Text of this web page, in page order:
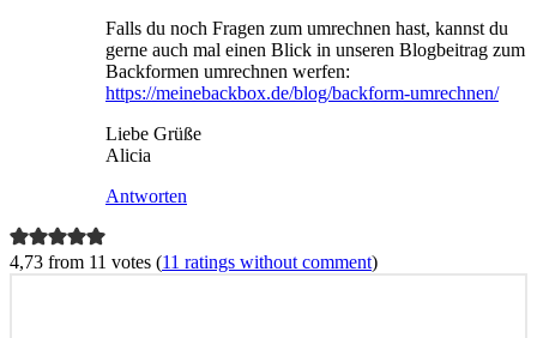
Falls du noch Fragen zum umrechnen hast, kannst du
gerne auch mal einen Blick in unseren Blogbeitrag zum
Backformen umrechnen werfen:
https://meinebackbox.de/blog/backform-umrechnen/
Liebe Grüße
Alicia
Antworten
4,73 from 11 votes (11 ratings without comment)